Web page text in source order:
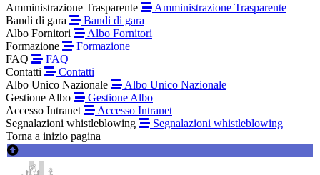
Amministrazione Trasparente
Amministrazione Trasparente
Bandi di gara
Bandi di gara
Albo Fornitori
Albo Fornitori
Formazione
Formazione
FAQ
FAQ
Contatti
Contatti
Albo Unico Nazionale
Albo Unico Nazionale
Gestione Albo
Gestione Albo
Accesso Intranet
Accesso Intranet
Segnalazioni whistleblowing
Segnalazioni whistleblowing
Torna a inizio pagina